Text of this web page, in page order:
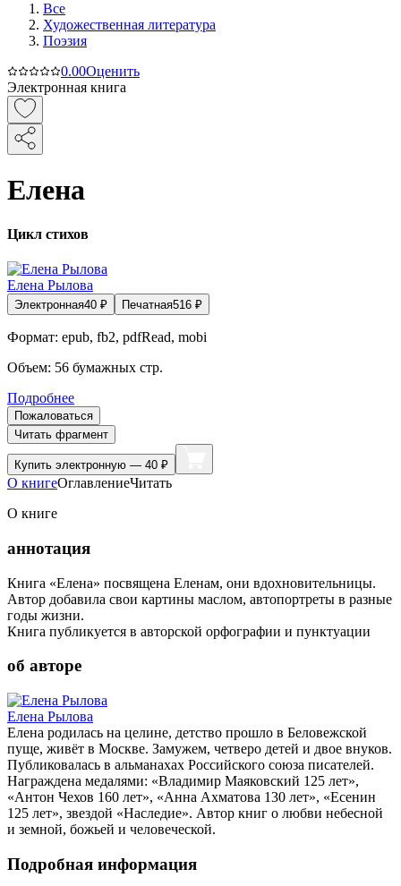
Все
Художественная литература
Поэзия
0.00Оценить
Электронная книга
Елена
Цикл стихов
Елена Рылова
Электронная40 ₽ Печатная516 ₽
Формат: epub, fb2, pdfRead, mobi
Объем: 56 бумажных стр.
Подробнее
Пожаловаться
Читать фрагмент
Купить электронную — 40 ₽
О книгеОглавлениеЧитать
О книге
аннотация
Книга «Елена» посвящена Еленам, они вдохновительницы.
Автор добавила свои картины маслом, автопортреты в разные
годы жизни.
Книга публикуется в авторской орфографии и пунктуации
об авторе
Елена Рылова
Елена родилась на целине, детство прошло в Беловежской
пуще, живёт в Москве. Замужем, четверо детей и двое внуков.
Публиковалась в альманахах Российского союза писателей.
Награждена медалями: «Владимир Маяковский 125 лет»,
«Антон Чехов 160 лет», «Анна Ахматова 130 лет», «Есенин
125 лет», звездой «Наследие». Автор книг о любви небесной
и земной, божьей и человеческой.
Подробная информация